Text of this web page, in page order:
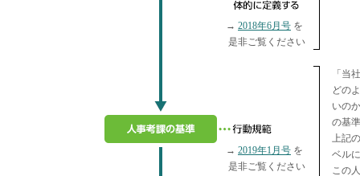
→ 2018年6月号 を
是非ご覧ください
→ 2019年1月号 を
是非ご覧ください
「当
どの
いの
の基
上記
ベル
この